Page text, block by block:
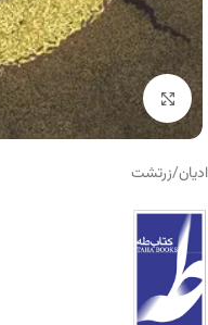
برای بزرگنمایی کلیک کنید
ادیان/زرتشت